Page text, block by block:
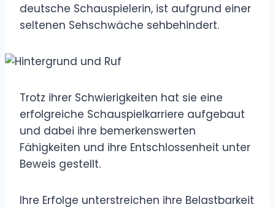
deutsche Schauspielerin, ist aufgrund einer
seltenen Sehschwäche sehbehindert.
Trotz ihrer Schwierigkeiten hat sie eine
erfolgreiche Schauspielkarriere aufgebaut
und dabei ihre bemerkenswerten
Fähigkeiten und ihre Entschlossenheit unter
Beweis gestellt.
Ihre Erfolge unterstreichen ihre Belastbarkeit